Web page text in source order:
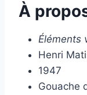
À
Éléments
Henri
1947
Gouache